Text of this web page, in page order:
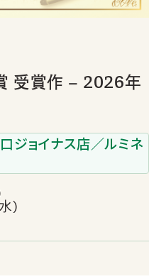
受賞作 – 2026年
ジョイナス店／ルミネ
)